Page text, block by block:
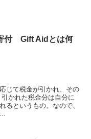
付 Gift Aidとは何
じて税金が引かれ、その
かれた税金分は自分に
るというもの。なので、